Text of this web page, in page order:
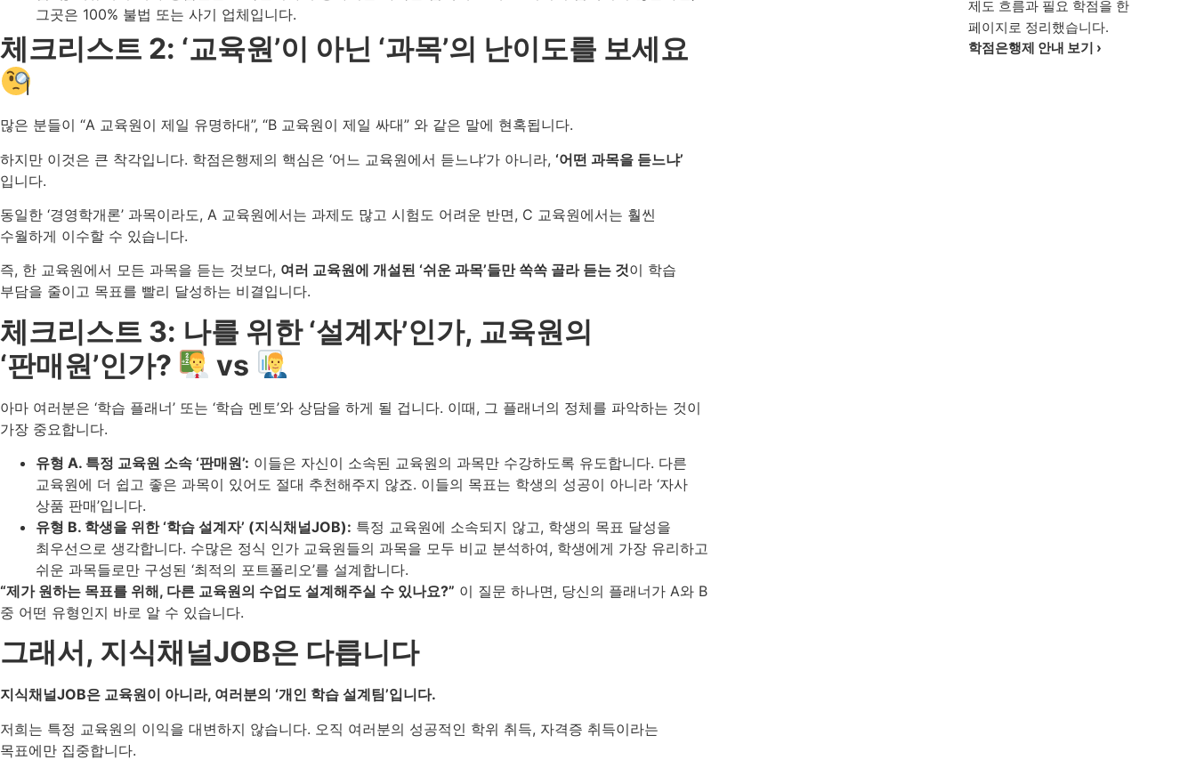
그곳은 100% 불법 또는 사기 업체입니다.
체크리스트 2: ‘교육원’이 아닌 ‘과목’의 난이도를 보세요
많은 분들이 “A 교육원이 제일 유명하대”, “B 교육원이 제일 싸대” 와 같은 말에 현혹됩니다.
하지만 이것은 큰 착각입니다. 학점은행제의 핵심은 ‘어느 교육원에서 듣느냐’가 아니라, ‘어떤 과목을 듣느냐’
입니다.
동일한 ‘경영학개론’ 과목이라도, A 교육원에서는 과제도 많고 시험도 어려운 반면, C 교육원에서는 훨씬
수월하게 이수할 수 있습니다.
즉, 한 교육원에서 모든 과목을 듣는 것보다, 여러 교육원에 개설된 ‘쉬운 과목’들만 쏙쏙 골라 듣는 것이 학습
부담을 줄이고 목표를 빨리 달성하는 비결입니다.
체크리스트 3: 나를 위한 ‘설계자’인가, 교육원의
‘판매원’인가?
vs
아마 여러분은 ‘학습 플래너’ 또는 ‘학습 멘토’와 상담을 하게 될 겁니다. 이때, 그 플래너의 정체를 파악하는 것이
가장 중요합니다.
유형 A. 특정 교육원 소속 ‘판매원’: 이들은 자신이 소속된 교육원의 과목만 수강하도록 유도합니다. 다른
교육원에 더 쉽고 좋은 과목이 있어도 절대 추천해주지 않죠. 이들의 목표는 학생의 성공이 아니라 ‘자사
상품 판매’입니다.
유형 B. 학생을 위한 ‘학습 설계자’ (지식채널JOB): 특정 교육원에 소속되지 않고, 학생의 목표 달성을
최우선으로 생각합니다. 수많은 정식 인가 교육원들의 과목을 모두 비교 분석하여, 학생에게 가장 유리하고
쉬운 과목들로만 구성된 ‘최적의 포트폴리오’를 설계합니다.
“제가 원하는 목표를 위해, 다른 교육원의 수업도 설계해주실 수 있나요?” 이 질문 하나면, 당신의 플래너가 A와 B
중 어떤 유형인지 바로 알 수 있습니다.
그래서, 지식채널JOB은 다릅니다
지식채널JOB은 교육원이 아니라, 여러분의 ‘개인 학습 설계팀’입니다.
저희는 특정 교육원의 이익을 대변하지 않습니다. 오직 여러분의 성공적인 학위 취득, 자격증 취득이라는
목표에만 집중합니다.
제도 흐름과 필요 학점을 한
페이지로 정리했습니다.
학점은행제 안내 보기 ›